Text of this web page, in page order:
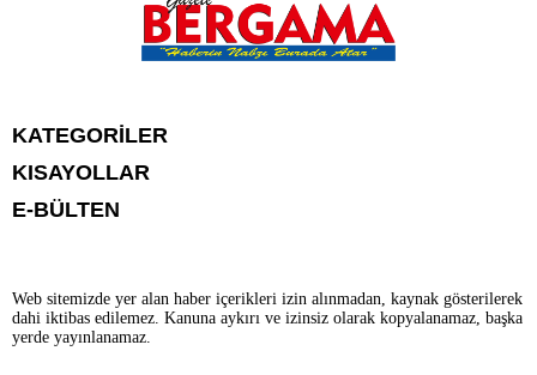
KATEGORİLER
BURÇLAR
HAVA DURUMU
CANLI TV
FİKSTÜR
FİRMA EKLE
KISAYOLLAR
Menü seçimi yapın. WP-ADMIN → Görünüm → Menüler sayfasından
E-BÜLTEN
gazetebergama.com.tr
Web sitemizde yer alan haber içerikleri izin alınmadan, kaynak gösterilerek
dahi iktibas edilemez. Kanuna aykırı ve izinsiz olarak kopyalanamaz, başka
yerde yayınlanamaz.